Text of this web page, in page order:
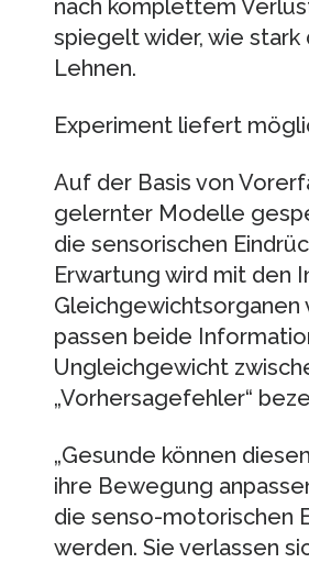
nach komplettem
spiegelt wider, wie stark
Lehnen.
Experiment liefert
Auf der Basis von
gelernter Modelle
die sensorischen
Erwartung wird mit den
Gleichgewichtsorganen
passen beide
Ungleichgewicht
„Vorhersagefehler“
„Gesunde können
ihre Bewegung
die senso-motorischen
werden. Sie verlassen